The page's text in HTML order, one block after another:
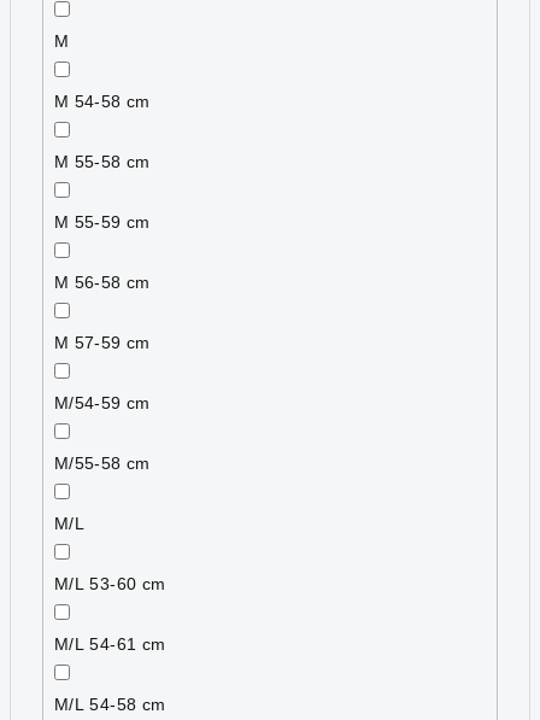
M
M 54-58 cm
M 55-58 cm
M 55-59 cm
M 56-58 cm
M 57-59 cm
M/54-59 cm
M/55-58 cm
M/L
M/L 53-60 cm
M/L 54-61 cm
M/L 54-58 cm